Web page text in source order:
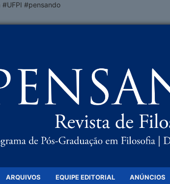
#UFPI #pensando
ARQUIVOS EQUIPE EDITORIAL ANÚNCIOS